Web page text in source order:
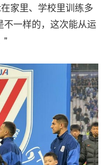
家里、学校里训练多
一样的，这次能从运
"